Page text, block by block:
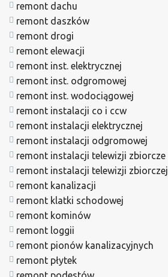
remont dachu
remont daszków
remont drogi
remont elewacji
remont inst. elektrycznej
remont inst. odgromowej
remont inst. wodociągowej
remont instalacji co i ccw
remont instalacji elektrycznej
remont instalacji odgromowej
remont instalacji telewizji zbiorcze
remont instalacji telewizji zbiorczej
remont kanalizacji
remont klatki schodowej
remont kominów
remont loggii
remont pionów kanalizacyjnych
remont płytek